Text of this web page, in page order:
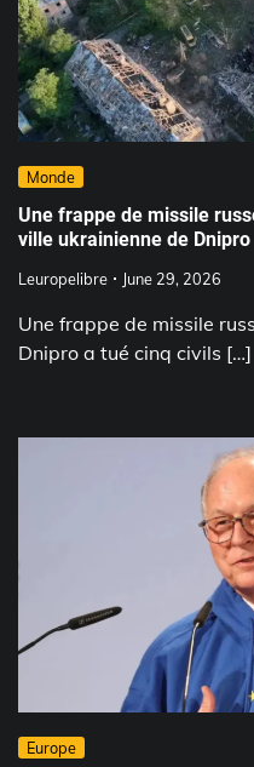
Monde
Une frappe de missile
ville ukrainienne de Dnipro
Leuropelibre June 29, 2026
Une frappe de missile
Dnipro a tué cinq civils […]
Europe